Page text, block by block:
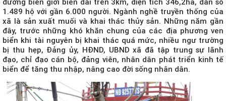
đường biên giới biển dài trên 3km, diện tích 346,2ha, dân số
1.489 hộ với gần 6.000 người. Ngành nghề truyền thống của
xã là sản xuất muối và khai thác thủy sản. Những năm gần
đây, trước những khó khăn chung của các địa phương ven
biển khi tài nguyên bị khai thác quá mức, nhiều ngư trường
bị thu hẹp, Đảng ủy, HĐND, UBND xã đã tập trung sự lãnh
đạo, chỉ đạo cán bộ, đảng viên, nhân dân phát triển kinh tế
biển để tăng thu nhập, nâng cao đời sống nhân dân.